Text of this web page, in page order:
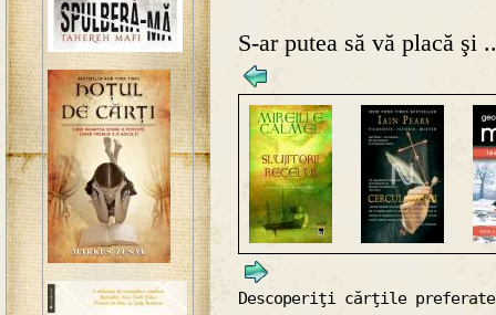
S-ar putea să vă placă şi
Descoperiţi cărţile